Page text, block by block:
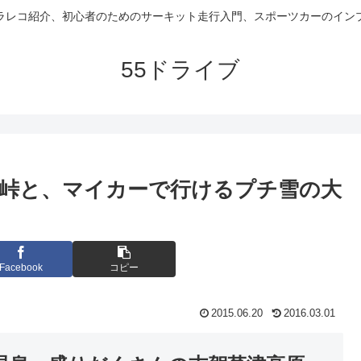
レコ紹介、初心者のためのサーキット走行入門、スポーツカーのイン
55ドライブ
と、マイカーで行けるプチ雪の大
Facebook コピー
2015.06.20 2016.03.01